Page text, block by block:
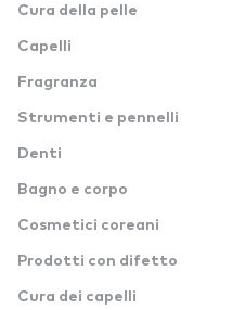
Cura della pelle
Capelli
Fragranza
Strumenti e pennelli
Denti
Bagno e corpo
Cosmetici coreani
Prodotti con difetto
Cura dei capelli